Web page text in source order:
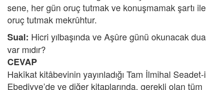
sene, her gün oruç tutmak ve konuşmamak şartı ile
oruç tutmak mekrûhtur.
Sual: Hicri yılbaşında ve Aşûre günü okunacak dua
var mıdır?
CEVAP
Hakîkat kitâbevinin yayınladığı Tam İlmihal Seadet-i
Ebediyye’de ve diğer kitaplarında, gerekli olan tüm